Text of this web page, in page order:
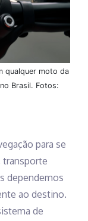
qualquer moto da
Brasil. Fotos:
para se
transporte
dependemos
ao destino.
de